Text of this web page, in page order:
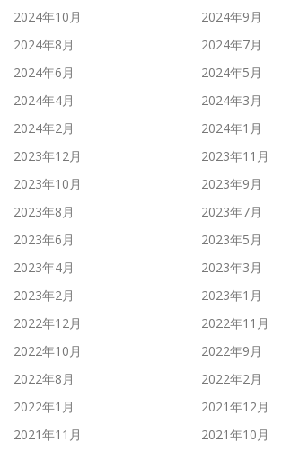
2024年10月
2024年9月
2024年8月
2024年7月
2024年6月
2024年5月
2024年4月
2024年3月
2024年2月
2024年1月
2023年12月
2023年11月
2023年10月
2023年9月
2023年8月
2023年7月
2023年6月
2023年5月
2023年4月
2023年3月
2023年2月
2023年1月
2022年12月
2022年11月
2022年10月
2022年9月
2022年8月
2022年2月
2022年1月
2021年12月
2021年11月
2021年10月